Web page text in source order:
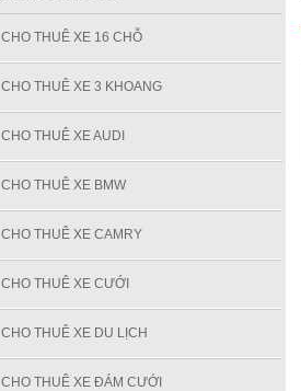
CHO THUÊ XE 16 CHỖ
CHO THUÊ XE 3 KHOANG
CHO THUÊ XE AUDI
CHO THUÊ XE BMW
CHO THUÊ XE CAMRY
CHO THUÊ XE CƯỚI
CHO THUÊ XE DU LỊCH
CHO THUÊ XE ĐÁM CƯỚI